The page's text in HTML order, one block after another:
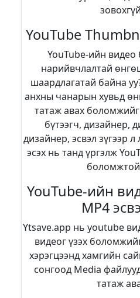
YouTube
YouTube-ийн видео
нарийвчлалтай
шаардлагатай байна
анхны чанарын хувьд
татаж авах боломжийг
бүтээгч, дизайнер,
дизайнер, эсвэл зүгээр л
эсэх нь танд үргэлж
боломжтой
YouTube-ийн
MP4
Ytsave.app нь youtube
видеог үзэх
хэрэгцээнд хамгийн
сонгоод Media
татаж